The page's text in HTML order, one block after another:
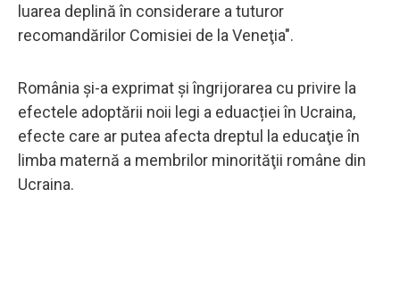
luarea deplină în considerare a tuturor
recomandărilor Comisiei de la Veneţia".
România și-a exprimat și îngrijorarea cu privire la
efectele adoptării noii legi a eduacției în Ucraina,
efecte care ar putea afecta dreptul la educaţie în
limba maternă a membrilor minorităţii române din
Ucraina.